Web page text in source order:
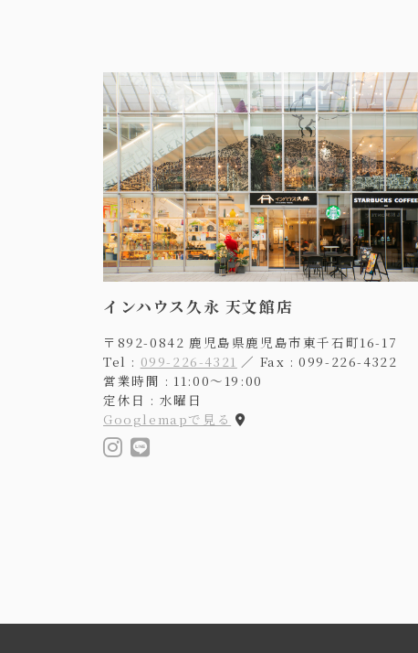
インハウス久永 天文館店
〒892-0842 鹿児島県鹿児島市東千石町16-17
Tel : 099-226-4321 ／ Fax : 099-226-4322
営業時間 : 11:00〜19:00
定休日 : 水曜日
Googlemapで見る